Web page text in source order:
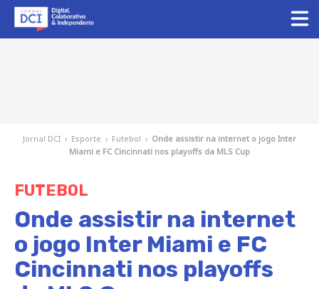
Jornal DCI › Esporte › Futebol › Onde assistir na internet o jogo Inter
Miami e FC Cincinnati nos playoffs da MLS Cup
FUTEBOL
Onde assistir na internet
o jogo Inter Miami e FC
Cincinnati nos playoffs